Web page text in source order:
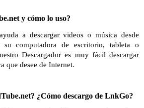
y cómo lo uso?
a descargar videos o música desde
computadora de escritorio, tableta o
Descargador es muy fácil descargar
que desee de Internet.
¿Cómo descargo de LnkGo?